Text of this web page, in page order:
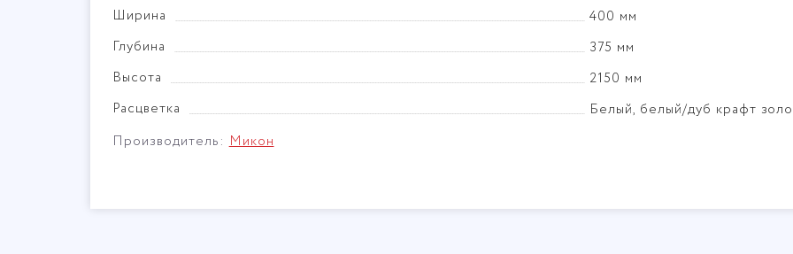
Ширина
400 мм
Глубина
375 мм
Высота
2150 мм
Расцветка
Белый, белый/дуб крафт
Производитель:Микон